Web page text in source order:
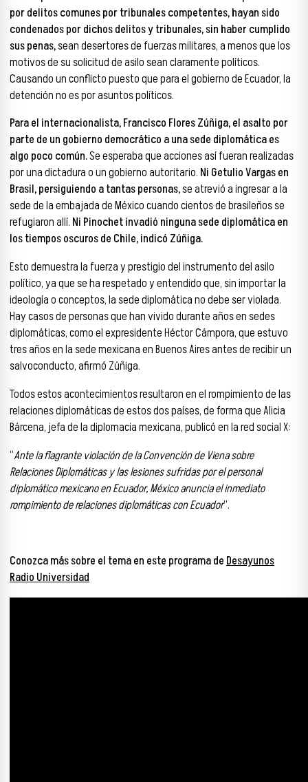
por delitos comunes por tribunales competentes, hayan sido
condenados por dichos delitos y tribunales, sin haber cumplido
sus penas,sean desertores de fuerzas militares, a menos que los
motivos de su solicitud de asilo sean claramente políticos.
Causando un conflicto puesto que para el gobierno de Ecuador, la
detención no es por asuntos políticos.
Para el internacionalista, Francisco Flores Zúñiga, el asalto por
parte de un gobierno democrático a una sede diplomática es
algo poco común.Se esperaba que acciones así fueran realizadas
por una dictadura o un gobierno autoritario. Ni Getulio Vargas en
Brasil, persiguiendo a tantas personas,se atrevió a ingresar a la
sede de la embajada de México cuando cientos de brasileños se
refugiaron allí. Ni Pinochet invadió ninguna sede diplomática en
los tiempos oscuros de Chile, indicó Zúñiga.
Esto demuestra la fuerza y prestigio del instrumento del asilo
político, ya que se ha respetado y entendido que, sin importar la
ideología o conceptos, la sede diplomática no debe ser violada.
Hay casos de personas que han vivido durante años en sedes
diplomáticas, como el expresidente Héctor Cámpora, que estuvo
tres años en la sede mexicana en Buenos Aires antes de recibir un
salvoconducto, afirmó Zúñiga.
Todos estos acontecimientos resultaron en el rompimiento de las
relaciones diplomáticas de estos dos países, de forma que Alicia
Bárcena, jefa de la diplomacia mexicana, publicó en la red social X:
“Ante la flagrante violación de la Convención de Viena sobre
Relaciones Diplomáticas y las lesiones sufridas por el personal
diplomático mexicano en Ecuador, México anuncia el inmediato
rompimiento de relaciones diplomáticas con Ecuador”.
Conozca más sobre el tema en este programa deDesayunos
Radio Universidad